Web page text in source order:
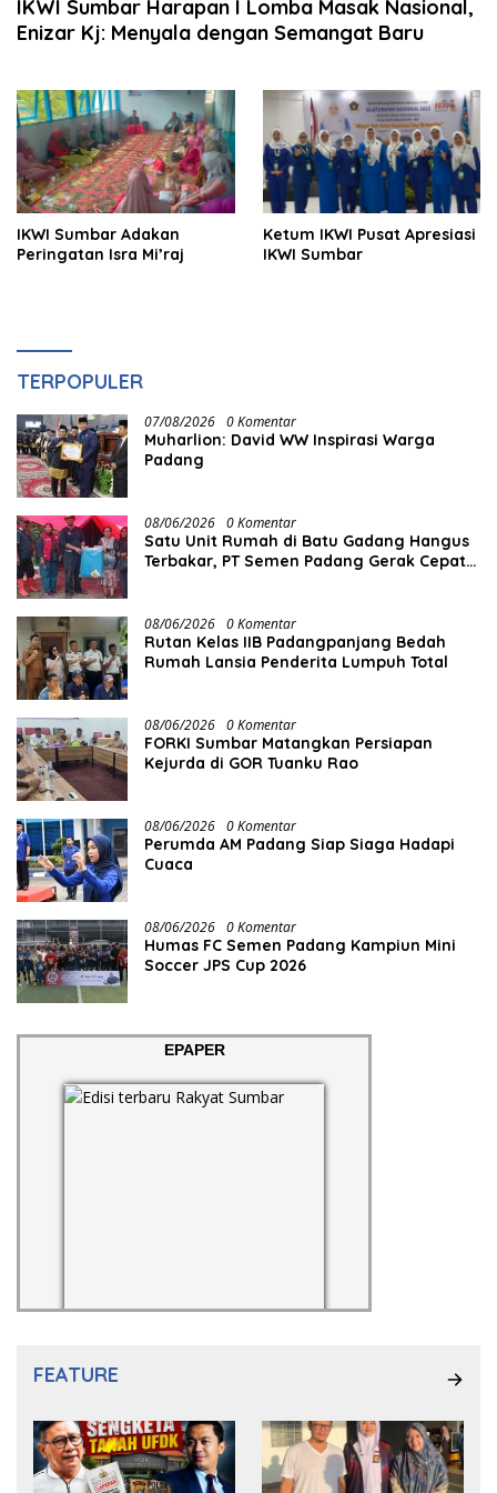
IKWI Sumbar Harapan I Lomba Masak Nasional,
Enizar Kj: Menyala dengan Semangat Baru
IKWI Sumbar Adakan
Peringatan Isra Mi’raj
Ketum IKWI Pusat Apresiasi
IKWI Sumbar
TERPOPULER
07/08/2026 0 Komentar
Muharlion: David WW Inspirasi Warga
Padang
08/06/2026 0 Komentar
Satu Unit Rumah di Batu Gadang Hangus
Terbakar, PT Semen Padang Gerak Cepat
08/06/2026 0 Komentar
Rutan Kelas IIB Padangpanjang Bedah
Rumah Lansia Penderita Lumpuh Total
08/06/2026 0 Komentar
FORKI Sumbar Matangkan Persiapan
Kejurda di GOR Tuanku Rao
08/06/2026 0 Komentar
Perumda AM Padang Siap Siaga Hadapi
Cuaca
08/06/2026 0 Komentar
Humas FC Semen Padang Kampiun Mini
Soccer JPS Cup 2026
EPAPER
FEATURE